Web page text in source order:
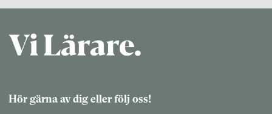
Hör gärna av dig eller följ oss!